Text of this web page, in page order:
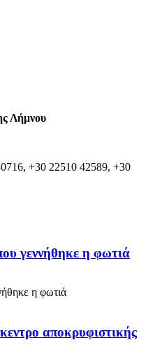
Λήμνου
+30 22510 42589, +30
γεννήθηκε η φωτιά
η φωτιά
αποκρυφιστικής